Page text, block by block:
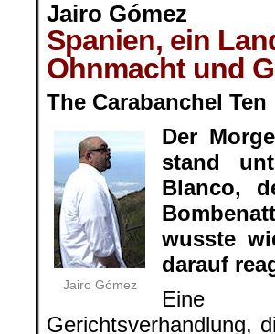
Jairo Gómez
Spanien, ein
Ohnmacht und
The Carabanchel Ten
Jairo Gómez
Der
stand
Blanco,
wusste
darauf
Eine
Gerichtsverhandlung,